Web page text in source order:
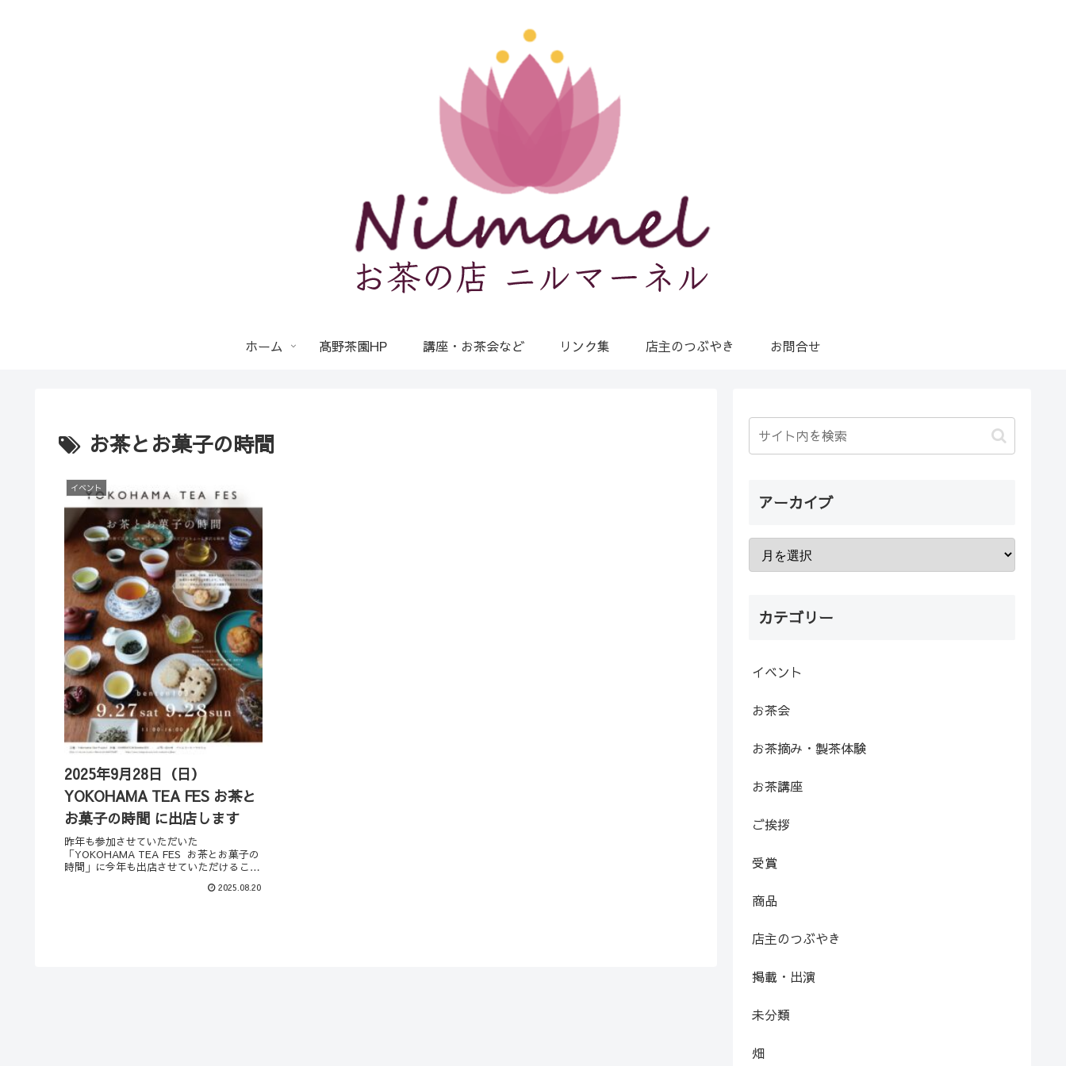
ホーム 髙野茶園HP 講座・お茶会など リンク集 店主のつぶやき お問合せ
お茶とお菓子の時間
イベント
2025年9月28日（日）
YOKOHAMA TEA FES お茶と
お菓子の時間 に出店します
昨年も参加させていただいた
「YOKOHAMA TEA FES お茶とお菓子の
時間」に今年も出店させていただけること
くさんで、私自身も大変楽しませていただ
2025.08.20
アーカイブ
カテゴリー
イベント
お茶会
お茶摘み・製茶体験
お茶講座
ご挨拶
受賞
商品
店主のつぶやき
掲載・出演
未分類
畑